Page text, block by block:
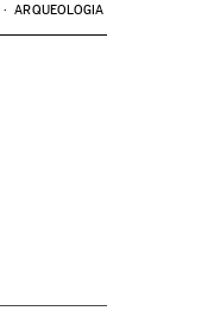
ARQUEOLOGIA